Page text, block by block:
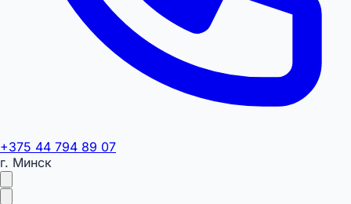
+375 44 794 89 07
г. Минск